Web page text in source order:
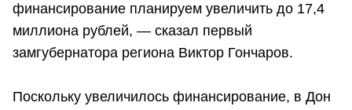
финансирование планируем увеличить до 17,4
миллиона рублей, — сказал первый
замгубернатора региона Виктор Гончаров.
Поскольку увеличилось финансирование, в Дон